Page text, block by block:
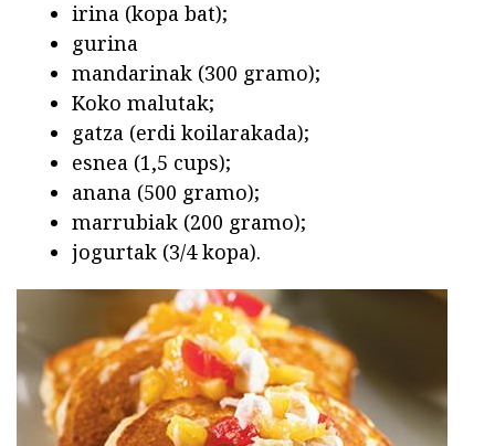
irina (kopa bat);
gurina
mandarinak (300 gramo);
Koko malutak;
gatza (erdi koilarakada);
esnea (1,5 cups);
anana (500 gramo);
marrubiak (200 gramo);
jogurtak (3/4 kopa).